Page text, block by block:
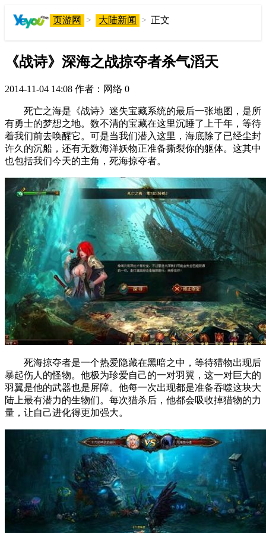
页游网 > 大陆新闻 > 正文
《战诗》深海之战掠夺者杀气滔天
2014-11-04 14:08 作者：网络 0
死亡之海是《战诗》迷失宝藏系统的最后一张地图，是所
有勇士的梦想之地。数不清的宝藏在这里沉睡了上千年，等待
着我们前去唤醒它。可是当我们潜入这里，海底除了已经尘封
许久的沉船，还有无数海洋妖物正准备撕裂你的躯体。这其中
也包括我们今天的主角，死海掠夺者。
死海掠夺者是一个热爱隐藏在黑暗之中，等待猎物出现后
暴起伤人的怪物。他极为珍爱自己的一对羽翼，这一对巨大的
羽翼是他的武器也是屏障。他每一次出现都是准备吞噬这块大
陆上最有潜力的生物们。每次猎杀后，他都会吸收掉猎物的力
量，让自己进化得更加强大。